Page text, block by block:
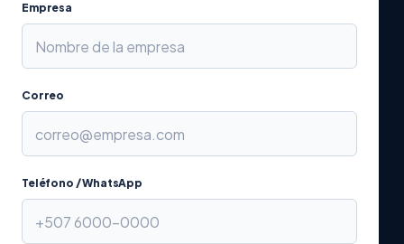
Empresa
Correo
Teléfono / WhatsApp